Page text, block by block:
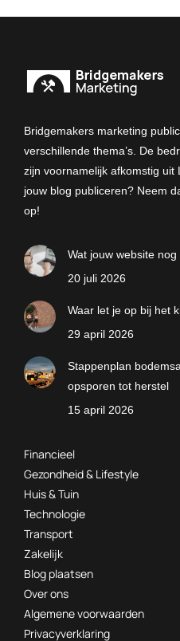
Bridgemakers marketing
verschillende thema’s. De
zijn voornamelijk afkomstig uit
jouw blog publiceren? Neem
op!
Wat jouw website
20 juli 2026
Waar let je op bij het
29 april 2026
Stappenplan
opsporen tot herstel
15 april 2026
Financieel
Gezondheid & Lifestyle
Huis & Tuin
Technologie
Transport
Zakelijk
Blog plaatsen
Over ons
Algemene voorwaarden
Privacyverklaring